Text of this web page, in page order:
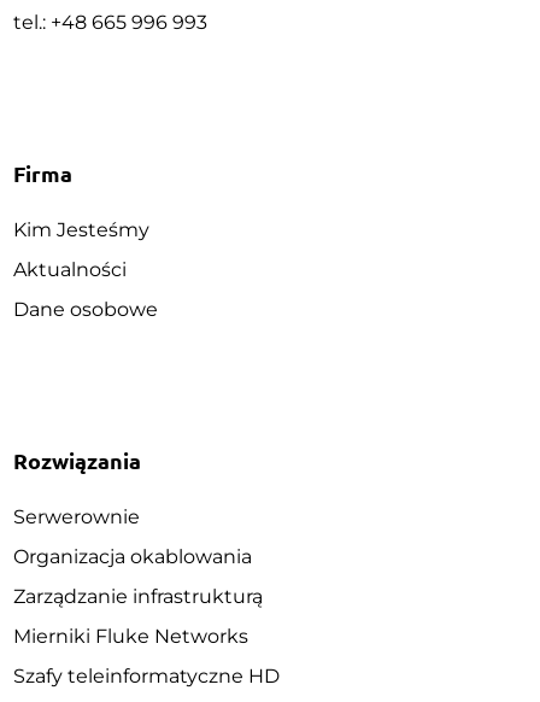
tel.: +48 665 996 993
Firma
Kim Jesteśmy
Aktualności
Dane osobowe
Rozwiązania
Serwerownie
Organizacja okablowania
Zarządzanie infrastrukturą
Mierniki Fluke Networks
Szafy teleinformatyczne HD